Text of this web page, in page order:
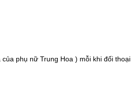
phụ nữ Trung Hoa ) mỗi khi đối thoại